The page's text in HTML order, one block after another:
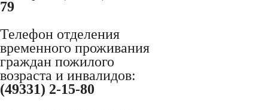
79
Телефон отделения
временного проживания
граждан пожилого
возраста и инвалидов:
(49331) 2-15-80